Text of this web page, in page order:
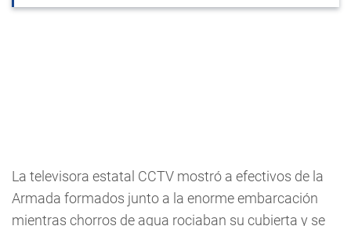
La televisora estatal CCTV mostró a efectivos de la
Armada formados junto a la enorme embarcación
mientras chorros de agua rociaban su cubierta y se